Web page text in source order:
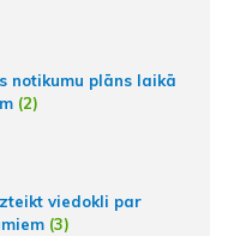
notikumu plāns laikā
(2)
viedokli par
(3)